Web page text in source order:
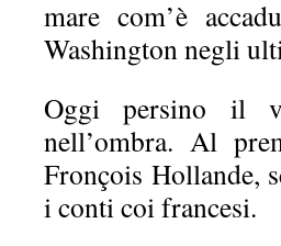
mare com’è
Washington negli
Oggi persino il
nell’ombra. Al
Fronçois Hollande,
i conti coi francesi.